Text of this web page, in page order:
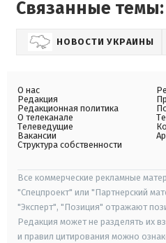
Связанные темы:
НОВОСТИ УКРАИНЫ
О нас
Редакция
Редакционная политика
О телеканале
Телеведущие
Вакансии
Структура собственности
Все коммерческие рекламные
"Спецпроект" или "Партнерский
"Эксперт", "Позиция" отражают
Редакция может не разделять их
и правил цитирования можно